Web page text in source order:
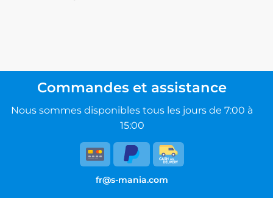
Commandes et assistance
Nous sommes disponibles tous les jours de 7:00 à
15:00
fr@s-mania.com